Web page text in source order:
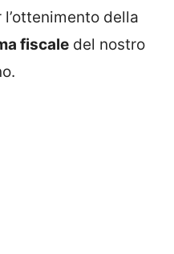
della
fiscale del nostro